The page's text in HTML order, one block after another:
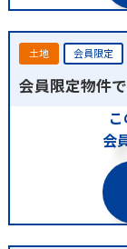
土地 会員限定
会員限定物件
会